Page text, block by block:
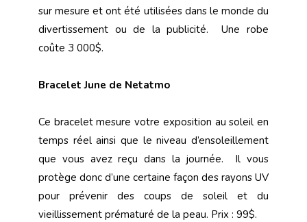
sur mesure et ont été utilisées dans le monde du
divertissement ou de la publicité. Une robe
coûte 3 000$.
Bracelet June de Netatmo
Ce bracelet mesure votre exposition au soleil en
temps réel ainsi que le niveau d’ensoleillement
que vous avez reçu dans la journée. Il vous
protège donc d’une certaine façon des rayons UV
pour prévenir des coups de soleil et du
vieillissement prématuré de la peau. Prix : 99$.